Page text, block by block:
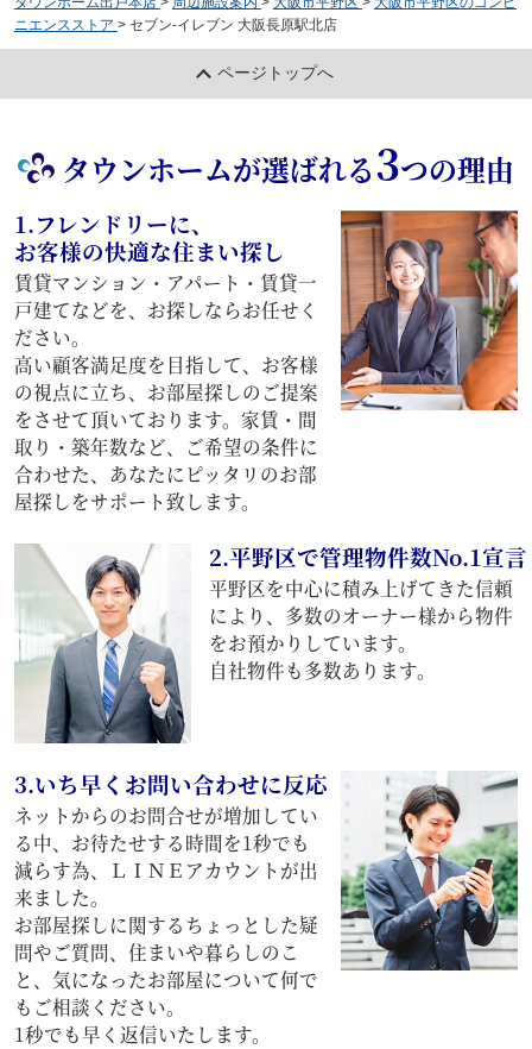
ニエンスストア > セブン-イレブン 大阪長原駅北店
ページトップへ
タウンホームが選ばれる3つの理由
1.フレンドリーに、
お客様の快適な住まい探し
賃貸マンション・アパート・賃貸一
戸建てなどを、お探しならお任せく
ださい。
高い顧客満足度を目指して、お客様
の視点に立ち、お部屋探しのご提案
をさせて頂いております。家賃・間
取り・築年数など、ご希望の条件に
合わせた、あなたにピッタリのお部
屋探しをサポート致します。
2.平野区で管理物件数No.1宣言
平野区を中心に積み上げてきた信頼
により、多数のオーナー様から物件
をお預かりしています。
自社物件も多数あります。
3.いち早くお問い合わせに反応
ネットからのお問合せが増加してい
る中、お待たせする時間を1秒でも
減らす為、ＬＩＮＥアカウントが出
来ました。
お部屋探しに関するちょっとした疑
問やご質問、住まいや暮らしのこ
と、気になったお部屋について何で
もご相談ください。
1秒でも早く返信いたします。